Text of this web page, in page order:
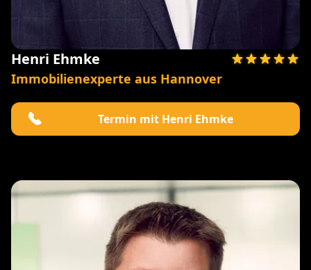
Henri Ehmke
Immobilienexperte aus Hannover
Termin mit Henri Ehmke